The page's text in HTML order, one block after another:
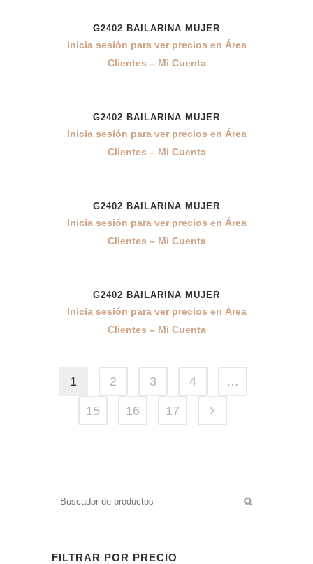
G2402 BAILARINA MUJER
Inicia sesión para ver precios en Área
Clientes – Mi Cuenta
G2402 BAILARINA MUJER
Inicia sesión para ver precios en Área
Clientes – Mi Cuenta
G2402 BAILARINA MUJER
Inicia sesión para ver precios en Área
Clientes – Mi Cuenta
G2402 BAILARINA MUJER
Inicia sesión para ver precios en Área
Clientes – Mi Cuenta
1 2 3 4 …
15 16 17
FILTRAR POR PRECIO